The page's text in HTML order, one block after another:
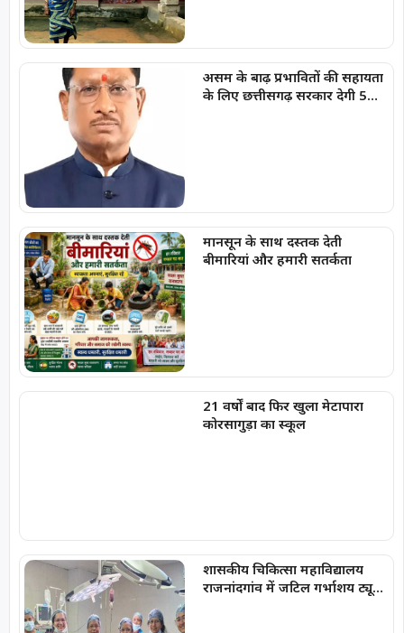
असम के बाढ़ प्रभावितों की सहायता
के लिए छत्तीसगढ़ सरकार देगी 5
मानसून के साथ दस्तक देती
बीमारियां और हमारी सतर्कता
21 वर्षों बाद फिर खुला मेटापारा
कोरसागुड़ा का स्कूल
शासकीय चिकित्सा महाविद्यालय
राजनांदगांव में जटिल गर्भाशय ट्यूमर